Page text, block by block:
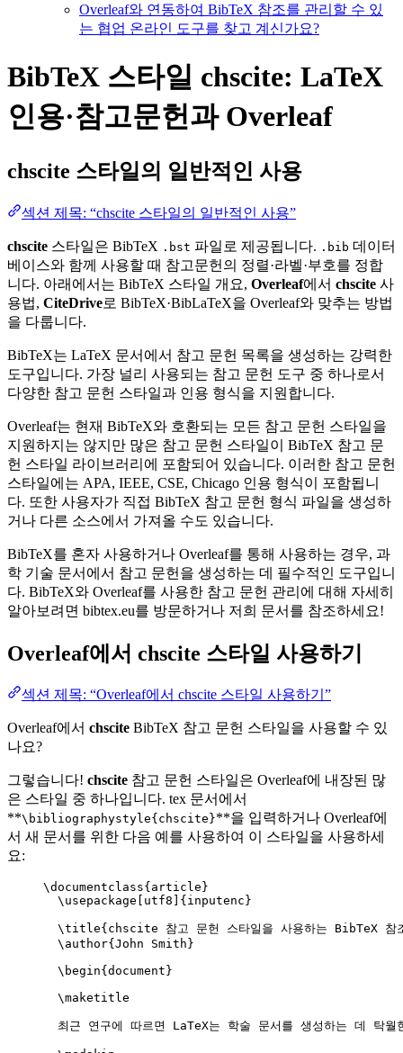
Overleaf와 연동하여 BibTeX 참조를 관리할 수 있
는 협업 온라인 도구를 찾고 계신가요?
BibTeX 스타일 chscite: LaTeX
인용·참고문헌과 Overleaf
chscite 스타일의 일반적인 사용
섹션 제목: “chscite 스타일의 일반적인 사용”
chscite 스타일은 BibTeX .bst 파일로 제공됩니다. .bib 데이터
베이스와 함께 사용할 때 참고문헌의 정렬·라벨·부호를 정합
니다. 아래에서는 BibTeX 스타일 개요, Overleaf에서 chscite 사
용법, CiteDrive로 BibTeX·BibLaTeX을 Overleaf와 맞추는 방법
을 다룹니다.
BibTeX는 LaTeX 문서에서 참고 문헌 목록을 생성하는 강력한
도구입니다. 가장 널리 사용되는 참고 문헌 도구 중 하나로서
다양한 참고 문헌 스타일과 인용 형식을 지원합니다.
Overleaf는 현재 BibTeX와 호환되는 모든 참고 문헌 스타일을
지원하지는 않지만 많은 참고 문헌 스타일이 BibTeX 참고 문
헌 스타일 라이브러리에 포함되어 있습니다. 이러한 참고 문헌
스타일에는 APA, IEEE, CSE, Chicago 인용 형식이 포함됩니
다. 또한 사용자가 직접 BibTeX 참고 문헌 형식 파일을 생성하
거나 다른 소스에서 가져올 수도 있습니다.
BibTeX를 혼자 사용하거나 Overleaf를 통해 사용하는 경우, 과
학 기술 문서에서 참고 문헌을 생성하는 데 필수적인 도구입니
다. BibTeX와 Overleaf를 사용한 참고 문헌 관리에 대해 자세히
알아보려면 bibtex.eu를 방문하거나 저희 문서를 참조하세요!
Overleaf에서 chscite 스타일 사용하기
섹션 제목: “Overleaf에서 chscite 스타일 사용하기”
Overleaf에서 chscite BibTeX 참고 문헌 스타일을 사용할 수 있
나요?
그렇습니다! chscite 참고 문헌 스타일은 Overleaf에 내장된 많
은 스타일 중 하나입니다. tex 문서에서
**\bibliographystyle{chscite}**을 입력하거나 Overleaf에
서 새 문서를 위한 다음 예를 사용하여 이 스타일을 사용하세
요:
\documentclass{ article }
\usepackage
utf8 ]{ inputenc }
\title{chscite 참고 문헌 스타일을 사용하는 BibTeX 참
\author{John Smith}
\begin{ document }
\maketitle
최근 연구에 따르면 LaTeX는 학술 문서를 생성하는 데 탁